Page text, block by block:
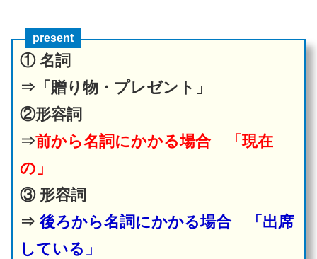
present
① 名詞
⇒「贈り物・プレゼント」
②形容詞
⇒前から名詞にかかる場合
「現在
の」
③ 形容詞
⇒ 後ろから名詞にかかる場合
「出席
している」